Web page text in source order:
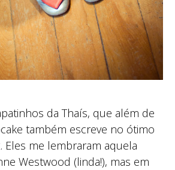
da Thaís, que além de
também escreve no ótimo
. Eles me lembraram aquela
Westwood (linda!), mas em